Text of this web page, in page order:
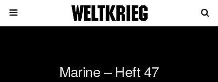
Marine – Heft 47